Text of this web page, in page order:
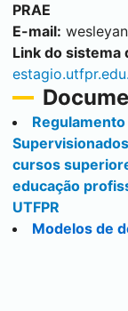
PRAE
E-mail:
Link do sistema
cursos
educação
UTFPR
Modelos de